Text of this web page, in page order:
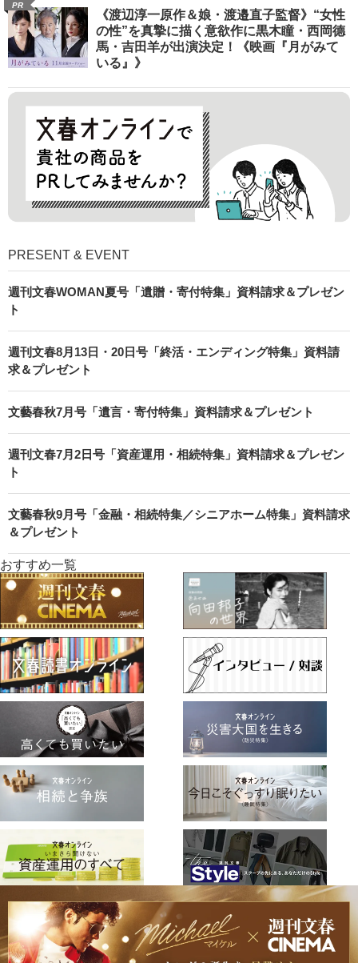
PR
《渡辺淳一原作＆娘・渡邉直子監督》“女性
の性”を真摯に描く意欲作に黒木瞳・西岡德
馬・吉田羊が出演決定！《映画『月がみて
いる』》
PRESENT & EVENT
週刊文春WOMAN夏号「遺贈・寄付特集」資料請求＆プレゼン
ト
週刊文春8月13日・20日号「終活・エンディング特集」資料請
求＆プレゼント
文藝春秋7月号「遺言・寄付特集」資料請求＆プレゼント
週刊文春7月2日号「資産運用・相続特集」資料請求＆プレゼン
ト
文藝春秋9月号「金融・相続特集／シニアホーム特集」資料請求
＆プレゼント
おすすめ一覧